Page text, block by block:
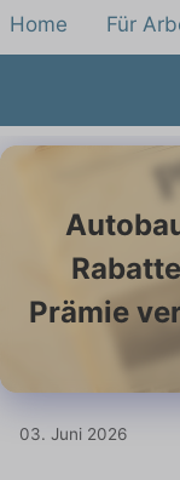
Home Für
Prämie
03. Juni 2026